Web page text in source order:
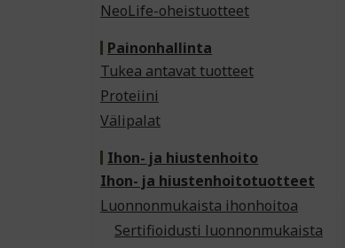
NeoLife-oheistuotteet
Painonhallinta
Tukea antavat tuotteet
Proteiini
Välipalat
Ihon- ja hiustenhoito
Ihon- ja hiustenhoitotuotteet
Luonnonmukaista ihonhoitoa
Sertifioidusti luonnonmukaista